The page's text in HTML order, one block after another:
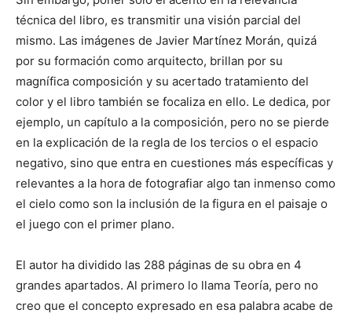
técnica del libro, es transmitir una visión parcial del
mismo. Las imágenes de Javier Martínez Morán, quizá
por su formación como arquitecto, brillan por su
magnífica composición y su acertado tratamiento del
color y el libro también se focaliza en ello. Le dedica, por
ejemplo, un capítulo a la composición, pero no se pierde
en la explicación de la regla de los tercios o el espacio
negativo, sino que entra en cuestiones más específicas y
relevantes a la hora de fotografiar algo tan inmenso como
el cielo como son la inclusión de la figura en el paisaje o
el juego con el primer plano.
El autor ha dividido las 288 páginas de su obra en 4
grandes apartados. Al primero lo llama Teoría, pero no
creo que el concepto expresado en esa palabra acabe de